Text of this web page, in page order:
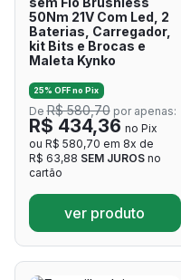
50Nm 21V Com Led, 2
Baterias, Carregador,
kit Bits e Brocas e
Maleta Kynko
25% OFF no Pix
DeR$ 580,70por apenas:
R$ 434,36 no Pix
ou R$ 580,70 em 8x de
R$ 63,88 SEM JUROSno
cartão
ver produto